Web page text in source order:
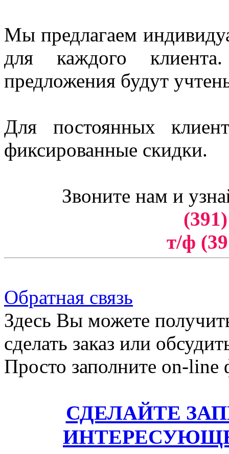
Мы предлагаем
для каждого
предложения будут
Для постоянных
фиксированные скидки.
Звоните нам и
т/ф
Обратная связь
Здесь Вы можете
сделать заказ или
Просто заполните on-
СДЕЛАЙТЕ